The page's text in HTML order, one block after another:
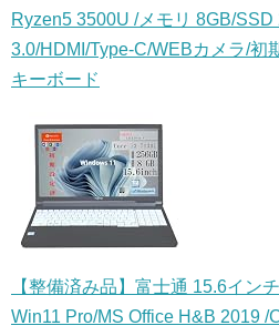
Ryzen5 3500U /メモリ 8GB/
3.0/HDMI/Type-C/WEBカメラ/初
キーボード
【整備済み品】富士通 15.6イン
Win11 Pro/MS Office H&B 2019 /